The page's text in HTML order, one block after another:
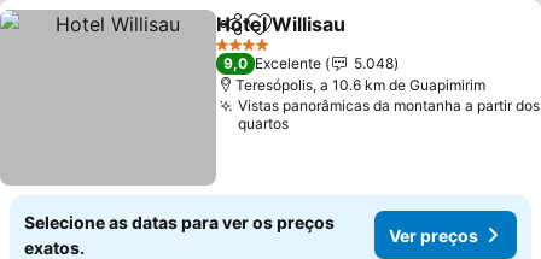
PartilharAdicionar aos favoritos
Hotel Willisau
4 Estrelas
9,0 Excelente
5.048
Teresópolis, a 10.6 km de Guapimirim
Vistas panorâmicas da montanha a partir dos
quartos
Selecione as datas para ver os preços
exatos.
Ver preços